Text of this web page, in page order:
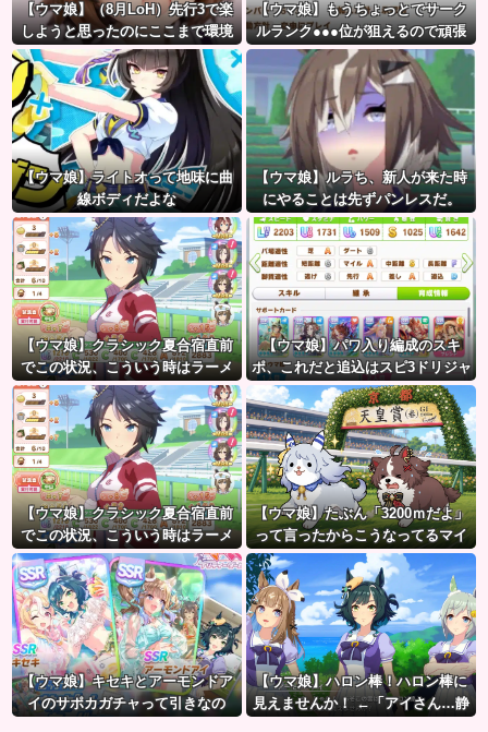
【ウマ娘】（8月LoH）先行3で楽
しようと思ったのにここまで環境
が変わるとは思わなかったのだ…
【ウマ娘】もうちょっとでサーク
ルランク●●●位が狙えるので頑張
りましょう。← これ
【ウマ娘】ライトオって地味に曲
線ボディだよな
【ウマ娘】ルラち、新人が来た時
にやることは先ずパンレスだ。
【ウマ娘】クラシック夏合宿直前
でこの状況、こういう時はラーメ
ン食べてもいいのかな？
【ウマ娘】パワ入り編成のスキ
ポ、これだと追込はスピ3ドリジャ
とあんまり変わらないのでは？
【ウマ娘】クラシック夏合宿直前
でこの状況、こういう時はラーメ
ン食べてもいいのかな？
【ウマ娘】たぶん「3200ｍだよ」
って言ったからこうなってるマイ
ル犬
【ウマ娘】キセキとアーモンドア
イのサポカガチャって引きなの
【ウマ娘】ハロン棒！ハロン棒に
見えませんか！ ←「アイさん…静